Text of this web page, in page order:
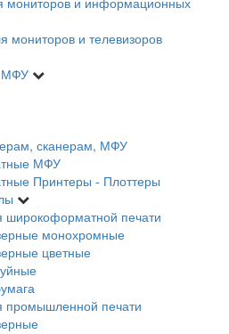
мониторов и телевизоров
МФУ
сканерам, МФУ
МФУ
Принтеры - Плоттеры
широкоформатной печати
монохромные
цветные
промышленной печати